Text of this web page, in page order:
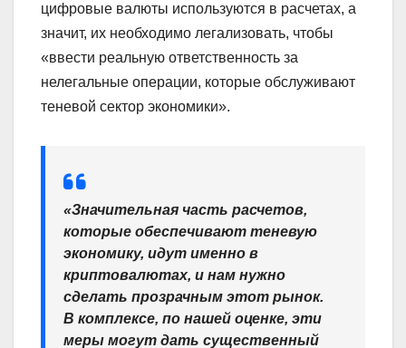
цифровые валюты используются в расчетах, а
значит, их необходимо легализовать, чтобы
«ввести реальную ответственность за
нелегальные операции, которые обслуживают
теневой сектор экономики».
«Значительная часть расчетов,
которые обеспечивают теневую
экономику, идут именно в
криптовалютах, и нам нужно
сделать прозрачным этот рынок.
В комплексе, по нашей оценке, эти
меры могут дать существенный